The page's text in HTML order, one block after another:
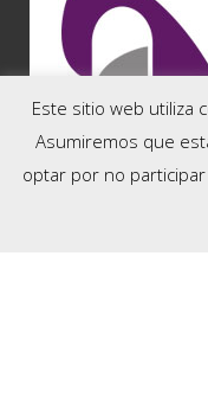
Soria, la Capital
Este sitio web utiliza
Asumiremos que
optar por no